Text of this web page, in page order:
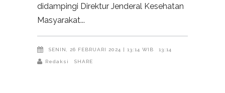
didampingi Direktur Jenderal Kesehatan
Masyarakat
SENIN, 26 FEBRUARI 2024 | 13:14 WIB 13:14
Redaksi SHARE